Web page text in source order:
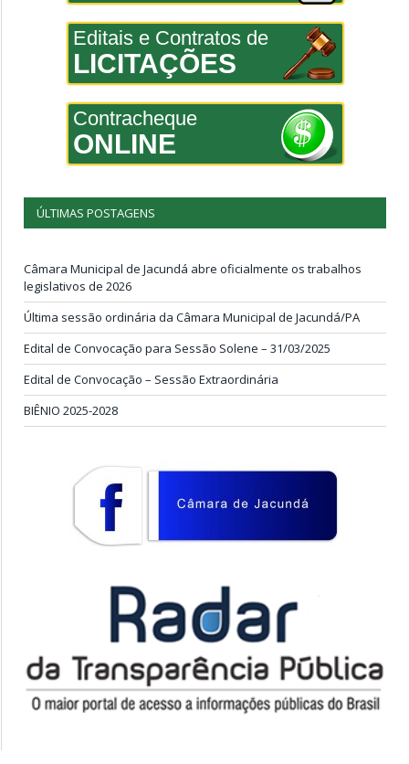
Editais e Contratos de
LICITAÇÕES
Contracheque
ONLINE
ÚLTIMAS POSTAGENS
Câmara Municipal de Jacundá abre oficialmente os trabalhos
legislativos de 2026
Última sessão ordinária da Câmara Municipal de Jacundá/PA
Edital de Convocação para Sessão Solene – 31/03/2025
Edital de Convocação – Sessão Extraordinária
BIÊNIO 2025-2028